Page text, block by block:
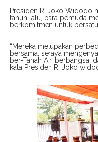
Presiden RI Joko Widodo
tahun lalu, para pemuda
berkomitmen untuk
“Mereka melupakan
bersama, seraya
ber-Tanah Air, berbangsa,
kata Presiden RI Joko